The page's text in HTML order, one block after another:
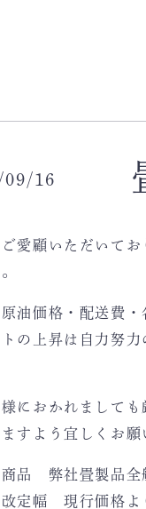
09/16
ご愛顧いただいて
原油価格・配送費
の上昇は自力努
におかれまして
すよう宜しくお願
商品 弊社畳製品全
改定幅 現行価格よ